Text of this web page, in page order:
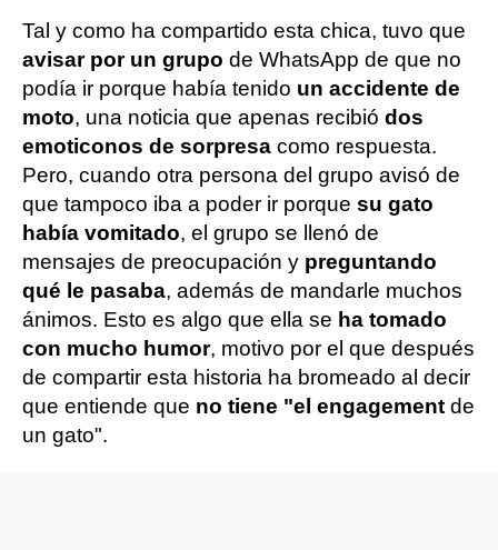
Tal y como ha compartido esta chica, tuvo que
avisar por un grupo de WhatsApp de que no
podía ir porque había tenido un accidente de
moto, una noticia que apenas recibió dos
emoticonos de sorpresa como respuesta.
Pero, cuando otra persona del grupo avisó de
que tampoco iba a poder ir porque su gato
había vomitado, el grupo se llenó de
mensajes de preocupación y preguntando
qué le pasaba, además de mandarle muchos
ánimos. Esto es algo que ella se ha tomado
con mucho humor, motivo por el que después
de compartir esta historia ha bromeado al decir
que entiende que no tiene "el engagement de
un gato".